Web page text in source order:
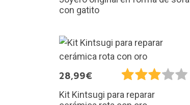
con gatito
28,99€
Kit Kintsugi para reparar